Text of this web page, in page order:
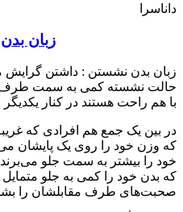
داناسرا
زبان بدن
زبان بدن نشستن : داشتن گرایش
حالت نشسته کمی به سمت طرف
با هم راحت هستند در کنار
در بین یک جمع هم افرادی که
که وزن خود را روی یک پایشان
خود را بیشتر به سمت جلو
که بدن خود را کمی به جلو متمایل
صحبت‌های طرف مقابلشان را